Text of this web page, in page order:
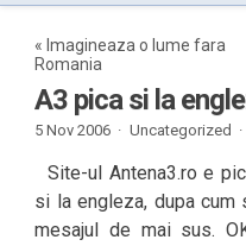
« Imagineaza o lume fara
Romania
A3 pica si la
5 Nov 2006 · Uncategorized ·
Site-ul Antena3.ro e
si la engleza, dupa cum
mesajul de mai sus.